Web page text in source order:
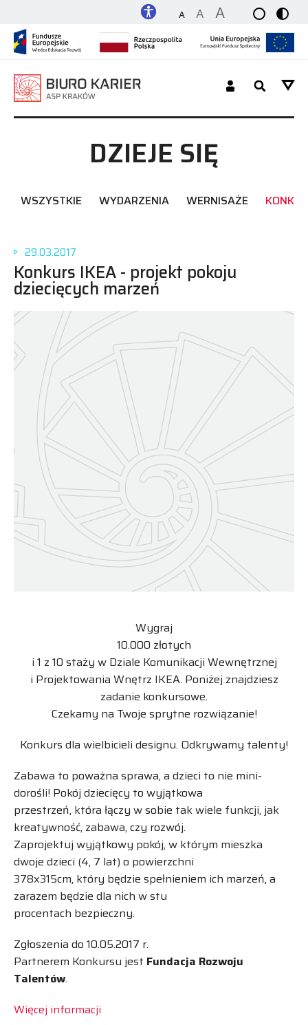
A A A
Dla Studenta_tki / Absolwenta_tki
Dla Pracodawcy
O nas
Platforma
Kontakt
DZIEJE SIĘ
WSZYSTKIE WYDARZENIA WERNISAŻE
29.03.2017
Konkurs IKEA - projekt pokoju
dziecięcych marzeń
Wygraj
10.000 złotych
i 1 z 10 staży w Dziale Komunikacji Wewnętrznej
i Projektowania Wnętrz IKEA. Poniżej znajdziesz
zadanie konkursowe.
Czekamy na Twoje sprytne rozwiązanie!
Konkurs dla wielbicieli designu. Odkrywamy talenty!
Zabawa to poważna sprawa, a dzieci to nie mini-
dorośli! Pokój dziecięcy to wyjątkowa
przestrzeń, która łączy w sobie tak wiele funkcji, jak
kreatywność, zabawa, czy rozwój.
Zaprojektuj wyjątkowy pokój, w którym mieszka
dwoje dzieci (4, 7 lat) o powierzchni
378x315cm, który będzie spełnieniem ich marzeń, a
zarazem będzie dla nich w stu
procentach bezpieczny.
Zgłoszenia do 10.05.2017 r.
Partnerem Konkursu jest Fundacja Rozwoju
Talentów.
Więcej informacji